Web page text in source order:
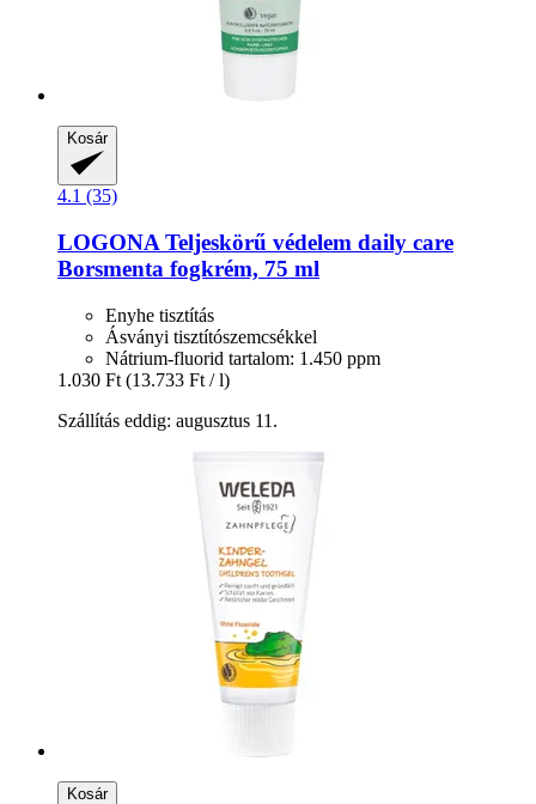
Kosár
4.1 (35)
LOGONA Teljeskörű védelem daily care
Borsmenta fogkrém, 75 ml
Enyhe tisztítás
Ásványi tisztítószemcsékkel
Nátrium-fluorid tartalom: 1.450 ppm
1.030 Ft (13.733 Ft / l)
Szállítás eddig: augusztus 11.
Kosár